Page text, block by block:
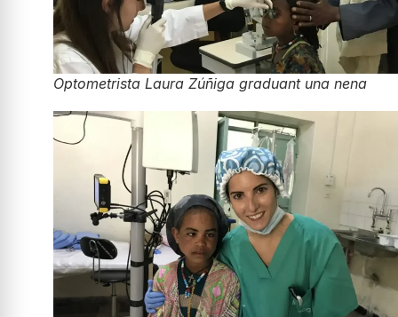
Optometrista Laura Zúñiga graduant una nena